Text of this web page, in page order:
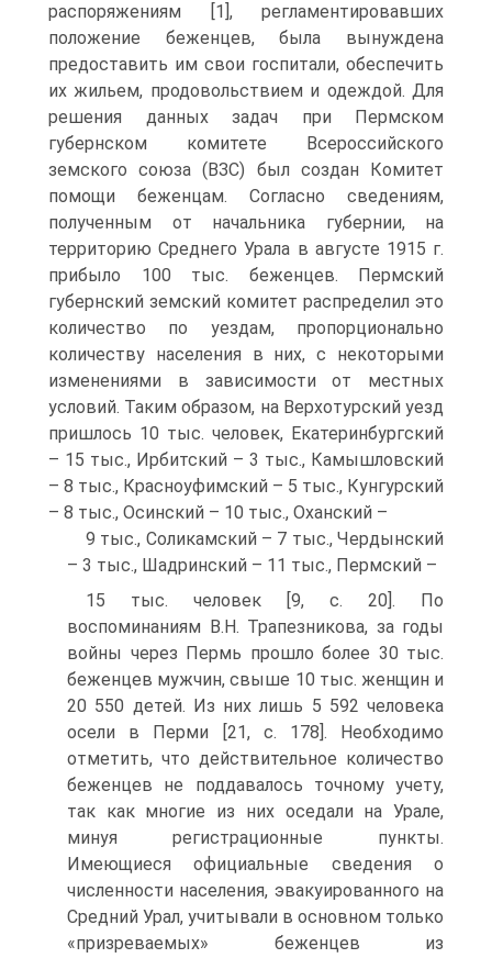
распоряжениям [1], регламентировавших
положение беженцев, была вынуждена
предоставить им свои госпитали, обеспечить
их жильем, продовольствием и одеждой. Для
решения данных задач при Пермском
губернском комитете Всероссийского
земского союза (ВЗС) был создан Комитет
помощи беженцам. Согласно сведениям,
полученным от начальника губернии, на
территорию Среднего Урала в августе 1915 г.
прибыло 100 тыс. беженцев. Пермский
губернский земский комитет распределил это
количество по уездам, пропорционально
количеству населения в них, с некоторыми
изменениями в зависимости от местных
условий. Таким образом, на Верхотурский уезд
пришлось 10 тыс. человек, Екатеринбургский
– 15 тыс., Ирбитский – 3 тыс., Камышловский
– 8 тыс., Красноуфимский – 5 тыс., Кунгурский
– 8 тыс., Осинский – 10 тыс., Оханский –
9 тыс., Соликамский – 7 тыс., Чердынский
– 3 тыс., Шадринский – 11 тыс., Пермский –
15 тыс. человек [9, c. 20]. По
воспоминаниям В.Н. Трапезникова, за годы
войны через Пермь прошло более 30 тыс.
беженцев мужчин, свыше 10 тыс. женщин и
20 550 детей. Из них лишь 5 592 человека
осели в Перми [21, c. 178]. Необходимо
отметить, что действительное количество
беженцев не поддавалось точному учету,
так как многие из них оседали на Урале,
минуя регистрационные пункты.
Имеющиеся официальные сведения о
численности населения, эвакуированного на
Средний Урал, учитывали в основном только
«призреваемых» беженцев из